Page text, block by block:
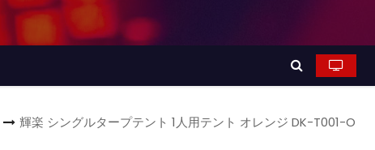
輝楽 シングルタープテント 1人用テント オレンジ DK-T001-O